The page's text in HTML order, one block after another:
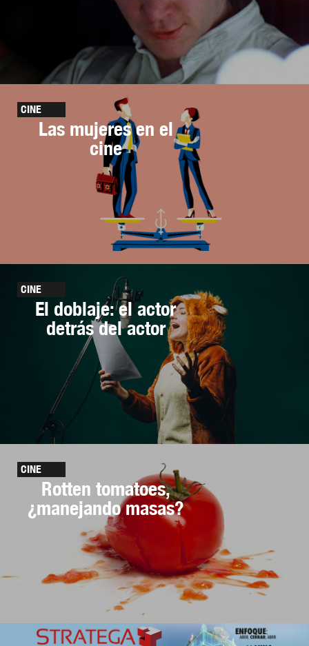
CINE
Las mujeres en el
cine
CINE
El doblaje: el actor
detrás del actor
CINE
Rotten tomatoes,
¿manejando masas?